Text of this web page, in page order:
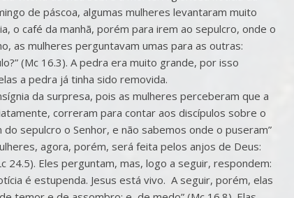
de páscoa, algumas mulheres levantaram muito
o café da manhã, porém para irem ao sepulcro, onde o
as mulheres perguntavam umas para as outras:
(Mc 16.3). A pedra era muito grande, por isso
a pedra já tinha sido removida.
da surpresa, pois as mulheres perceberam que a
correram para contar aos discípulos sobre o
sepulcro o Senhor, e não sabemos onde o puseram”
agora, porém, será feita pelos anjos de Deus:
24.5). Eles perguntam, mas, logo a seguir, respondem:
é estupenda. Jesus está vivo. A seguir, porém, elas